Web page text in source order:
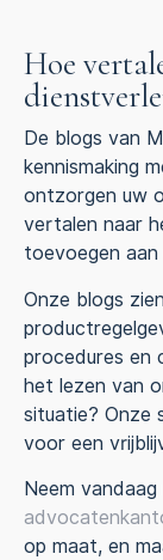
Hoe
De blogs van
kennismaking
ontzorgen uw
vertalen naar
toevoegen
Onze blogs
procedures en
het lezen van
situatie? Onze
voor een
Neem
op maat, en